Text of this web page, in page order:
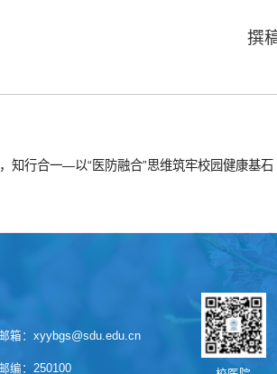
撰
知行合一—以“医防融合”思维筑牢校园健康基石
邮箱：xyybgs@sdu.edu.cn
邮编：250100